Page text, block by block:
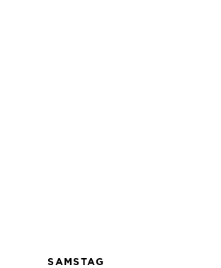
SAMSTAG